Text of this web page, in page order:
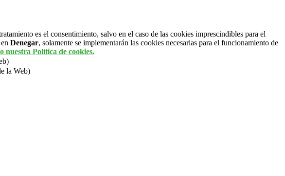
es el consentimiento, salvo en el caso de las cookies imprescindibles para el
Denegar, solamente se implementarán las cookies necesarias para el funcionamiento de
nuestra Política de cookies.
la Web)